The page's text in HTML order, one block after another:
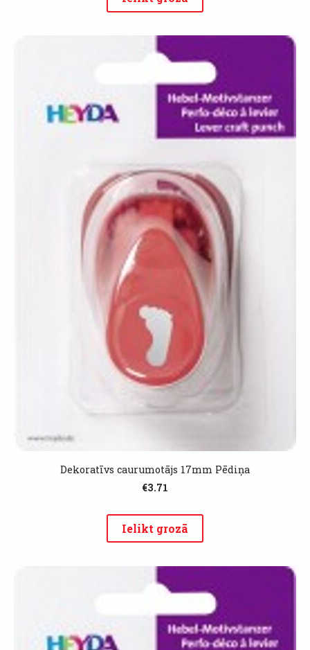
Dekoratīvs caurumotājs 17mm Pēdiņa
€3.71
Ielikt grozā